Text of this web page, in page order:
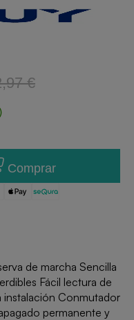
€
Comprar
de marcha Sencilla
Fácil lectura de
instalación Conmutador
permanente y